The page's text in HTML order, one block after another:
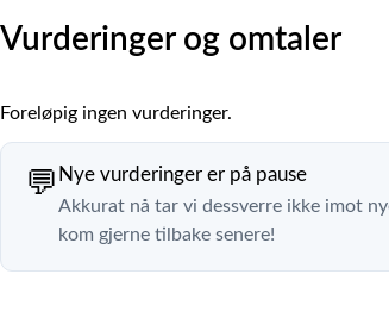
Vurderinger og omtaler
Foreløpig ingen vurderinger.
💬 Nye vurderinger er på pause
Akkurat nå tar vi dessverre ikke imot
kom gjerne tilbake senere!